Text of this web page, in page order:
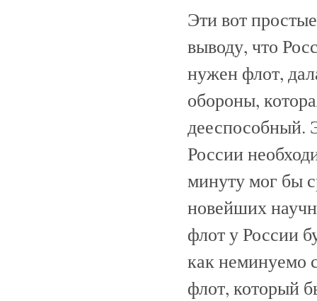
Эти вот
выводу, что
нужен флот,
обороны,
дееспособный.
России
минуту мог бы
новейших
флот у России
как неминуемо
флот, который